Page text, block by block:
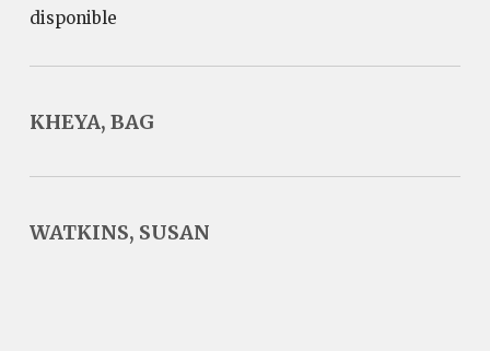
disponible
KHEYA, BAG
WATKINS, SUSAN